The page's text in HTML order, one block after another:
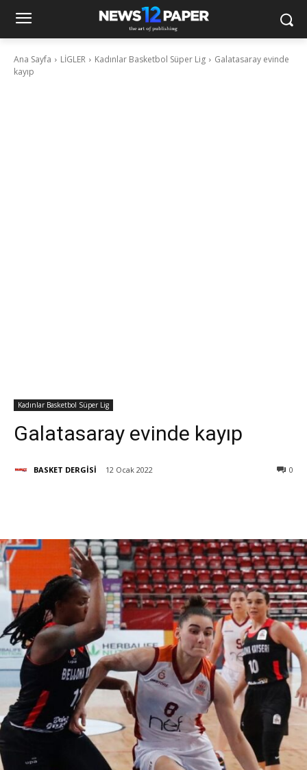
Ana Sayfa LİGLER Kadınlar Basketbol Süper Lig
Galatasaray evinde
kayıp
Kadınlar Basketbol Süper Lig
Galatasaray evinde kayıp
BASKET DERGİSİ 12 Ocak 2022 0